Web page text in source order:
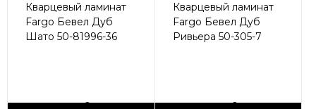
Кварцевый ламинат
Fargo Бевел Дуб
Шато 50-81996-36
2
Кварцевый ламинат
Fargo Бевел Дуб
Ривьера 50-305-7
2